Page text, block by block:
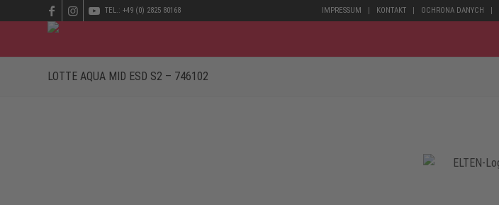
IMPRESSUM KONTAKT OCHRONA DANYCH
TEL.: +49 (0) 2825 80168
LOTTE AQUA MID ESD S2 – 746102